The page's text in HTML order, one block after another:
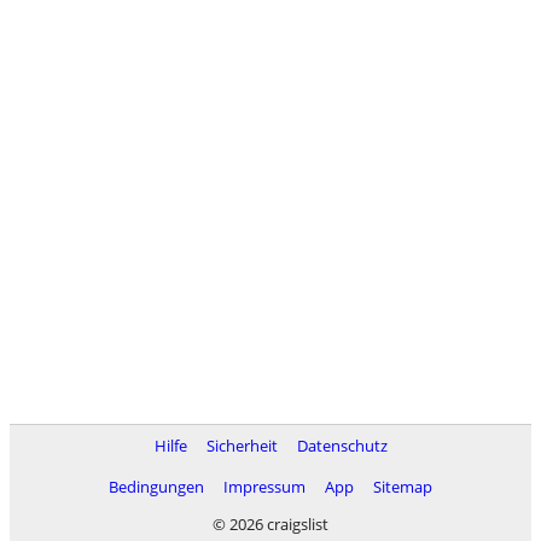
Hilfe Sicherheit
Datenschutz
Bedingungen
Impressum App
Sitemap
© 2026 craigslist